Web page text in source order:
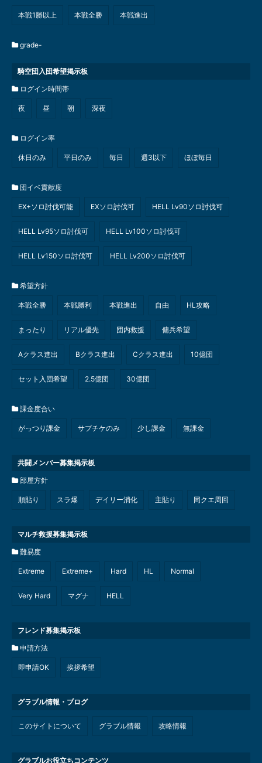
本戦1勝以上 本戦全勝 本戦進出
grade-
騎空団入団希望掲示板
ログイン時間帯
夜 昼 朝 深夜
ログイン率
休日のみ 平日のみ 毎日 週3以下 ほぼ毎日
団イベ貢献度
EX+ソロ討伐可能 EXソロ討伐可 HELL Lv90ソロ討伐可
HELL Lv95ソロ討伐可 HELL Lv100ソロ討伐可
HELL Lv150ソロ討伐可 HELL Lv200ソロ討伐可
希望方針
本戦全勝 本戦勝利 本戦進出 自由 HL攻略
まったり リアル優先 団内救援 傭兵希望
Aクラス進出 Bクラス進出 Cクラス進出 10億団
セット入団希望 2.5億団 30億団
課金度合い
がっつり課金 サプチケのみ 少し課金 無課金
共闘メンバー募集掲示板
部屋方針
順貼り スラ爆 デイリー消化 主貼り 同クエ周回
マルチ救援募集掲示板
難易度
Extreme Extreme+ Hard HL Normal
Very Hard マグナ HELL
フレンド募集掲示板
申請方法
即申請OK 挨拶希望
グラブル情報・ブログ
このサイトについて グラブル情報 攻略情報
グラブルお役立ちコンテンツ